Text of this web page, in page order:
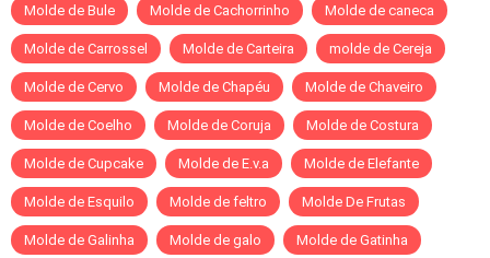
Molde de Bule Molde de Cachorrinho Molde de caneca
Molde de Carrossel Molde de Carteira molde de Cereja
Molde de Cervo Molde de Chapéu Molde de Chaveiro
Molde de Coelho Molde de Coruja Molde de Costura
Molde de Cupcake Molde de E.v.a Molde de Elefante
Molde de Esquilo Molde de feltro Molde De Frutas
Molde de Galinha Molde de galo Molde de Gatinha